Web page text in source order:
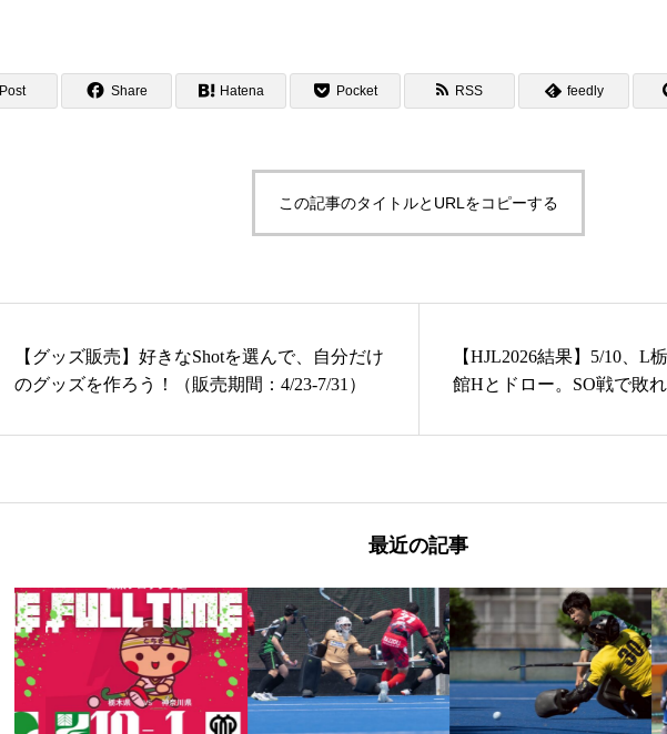
Post Share Hatena Pocket RSS feedly
この記事のタイトルとURLをコピーする
【グッズ販売】好きなShotを選んで、自分だけ
のグッズを作ろう！（販売期間：4/23-7/31）
【HJL2026結果】5/10、L
館Hとドロー。SO戦で敗
最近の記事